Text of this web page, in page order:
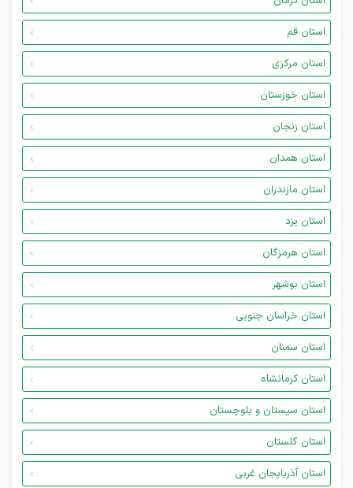
استان قم
استان مرکزی
استان خوزستان
استان زنجان
استان همدان
استان مازندران
استان یزد
استان هرمزگان
استان بوشهر
استان خراسان جنوبی
استان سمنان
استان کرمانشاه
استان سیستان و بلوچستان
استان گلستان
استان آذربایجان غربی